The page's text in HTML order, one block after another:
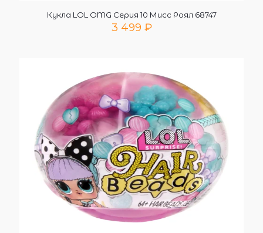
Кукла LOL OMG Серия 10 Мисс Роял 68747
3 499 ₽